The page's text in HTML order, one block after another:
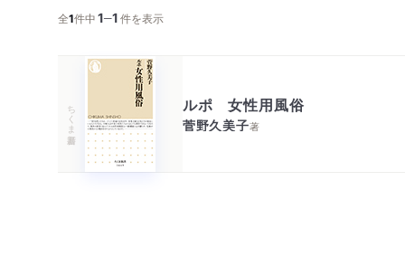
全1件中1─1件を表示
ちくま新書 ルポ 女性用風俗
菅野久美子著